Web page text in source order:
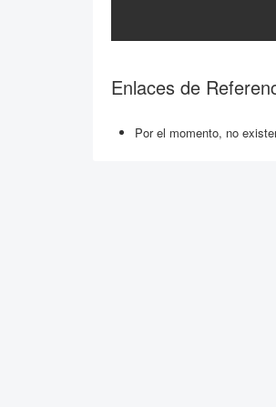
Enlaces de
Por el momento, no